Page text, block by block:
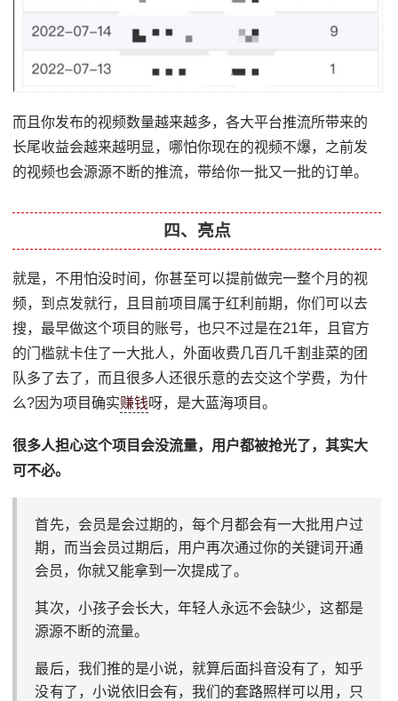
而且你发布的视频数量越来越多，各大平台推流所带来的
长尾收益会越来越明显，哪怕你现在的视频不爆，之前发
的视频也会源源不断的推流，带给你一批又一批的订单。
四、亮点
就是，不用怕没时间，你甚至可以提前做完一整个月的视
频，到点发就行，且目前项目属于红利前期，你们可以去
搜，最早做这个项目的账号，也只不过是在21年，且官方
的门槛就卡住了一大批人，外面收费几百几千割韭菜的团
队多了去了，而且很多人还很乐意的去交这个学费，为什
么?因为项目确实赚钱呀，是大蓝海项目。
很多人担心这个项目会没流量，用户都被抢光了，其实大
可不必。
首先，会员是会过期的，每个月都会有一大批用户过
期，而当会员过期后，用户再次通过你的关键词开通
会员，你就又能拿到一次提成了。
其次，小孩子会长大，年轻人永远不会缺少，这都是
源源不断的流量。
最后，我们推的是小说，就算后面抖音没有了，知乎
没有了，小说依旧会有，我们的套路照样可以用，只